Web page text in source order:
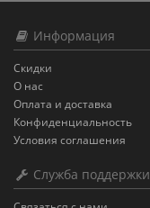
Информация
Скидки
О нас
Оплата и доставка
Конфиденциальность
Условия соглашения
Служба поддержки